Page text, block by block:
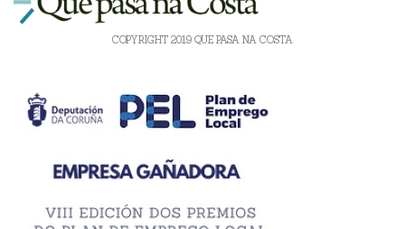
COPYRIGHT 2019 QUE PASA NA COSTA